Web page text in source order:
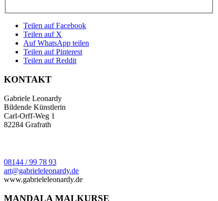
Teilen auf Facebook
Teilen auf X
Auf WhatsApp teilen
Teilen auf Pinterest
Teilen auf Reddit
KONTAKT
Gabriele Leonardy
Bildende Künstlerin
Carl-Orff-Weg 1
82284 Grafrath
08144 / 99 78 93
art@gabrieleleonardy.de
www.gabrieleleonardy.de
MANDALA MALKURSE